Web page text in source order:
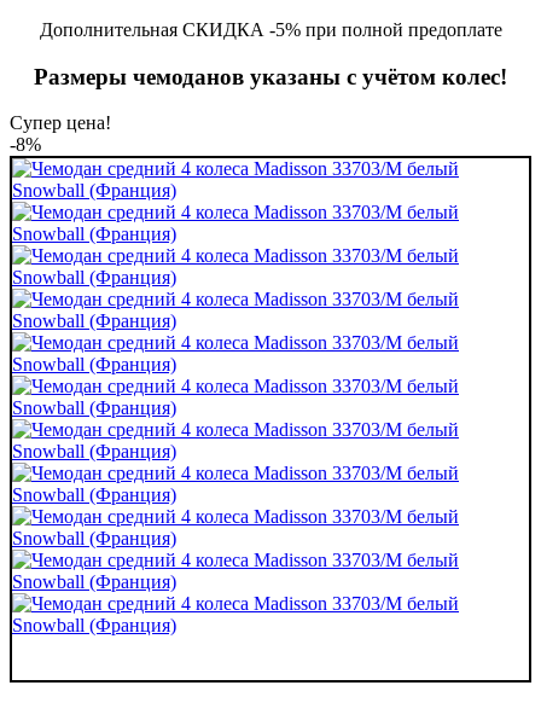
Дополнительная СКИДКА -5% при полной предоплате
Размеры чемоданов указаны с учётом колес!
Супер цена!
-8%